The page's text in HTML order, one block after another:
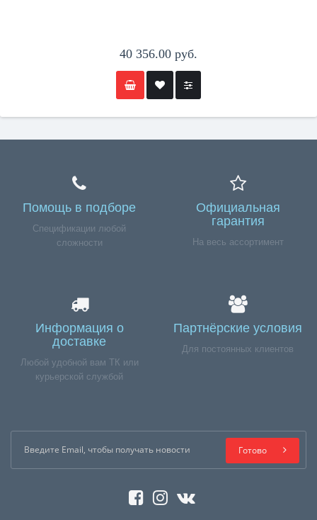
40 356.00 руб.
Помощь в подборе
Спецификации любой
сложности
Официальная
гарантия
На весь ассортимент
Информация о
доставке
Любой удобной вам ТК или
курьерской службой
Партнёрские условия
Для постоянных клиентов
Готово